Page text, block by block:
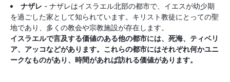
ナザレ - ナザレはイスラエル北部の都市で、イエスが幼少期
を過ごした家として知られています。キリスト教徒にとっての聖
地であり、多くの教会や宗教施設が存在します。
イスラエルで言及する価値のある他の都市には、死海、ティベリ
ア、アッコなどがあります。これらの都市にはそれぞれ何かユニ
ークなものがあり、時間があれば訪れる価値があります。